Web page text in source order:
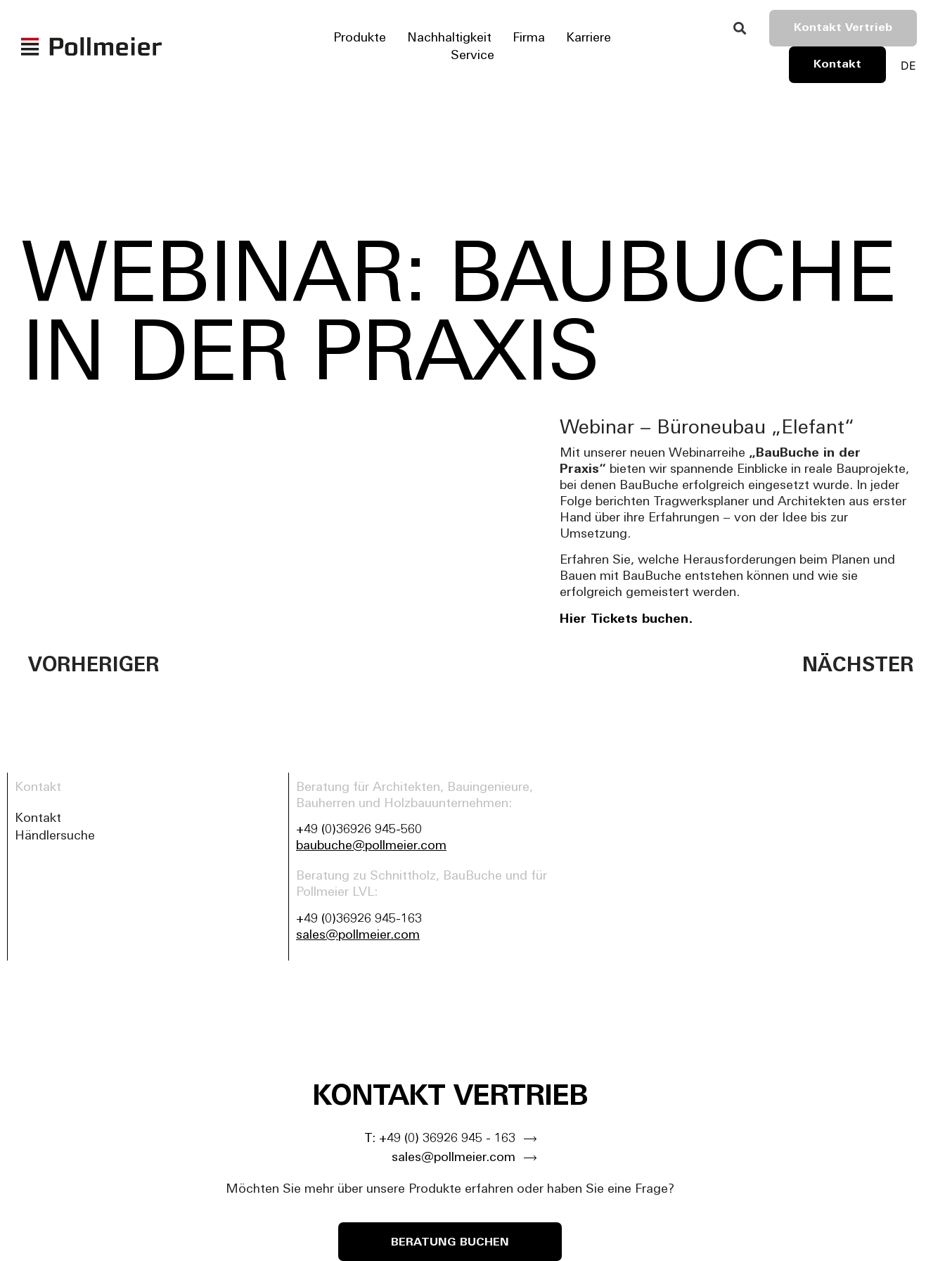
Produkte Nachhaltigkeit Firma
Karriere
Service
Kontakt Vertrieb
Kontakt DE
WEBINAR: BAUBUCHE
IN DER PRAXIS
Webinar – Büroneubau „Elefant“
Mit unserer neuen Webinarreihe „BauBuche in der
Praxis“ bieten wir spannende Einblicke in reale Bauprojekte,
bei denen BauBuche erfolgreich eingesetzt wurde. In jeder
Folge berichten Tragwerksplaner und Architekten aus erster
Hand über ihre Erfahrungen – von der Idee bis zur
Umsetzung.
Erfahren Sie, welche Herausforderungen beim Planen und
Bauen mit BauBuche entstehen können und wie sie
erfolgreich gemeistert werden.
Hier Tickets buchen.
VORHERIGER NÄCHSTER
Kontakt
Kontakt
Händlersuche
Beratung für Architekten, Bauingenieure,
Bauherren und Holzbauunternehmen:
+49 (0)36926 945-560
baubuche@pollmeier.com
Beratung zu Schnittholz, BauBuche und für
Pollmeier LVL:
+49 (0)36926 945-163
sales@pollmeier.com
KONTAKT VERTRIEB
T: +49 (0) 36926 945 - 163
sales@pollmeier.com
Möchten Sie mehr über unsere Produkte erfahren oder haben Sie eine Frage?
BERATUNG BUCHEN